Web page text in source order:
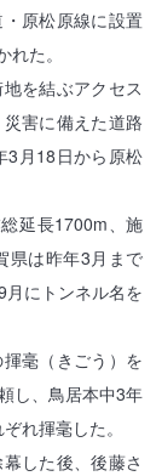
原松原線に設置
た。
を結ぶアクセス
害に備えた道路
3月18日から原松
延長1700m、施
県は昨年3月まで
にトンネル名を
毫（きごう）を
し、鳥居本中3年
れ揮毫した。
した後、後藤さ